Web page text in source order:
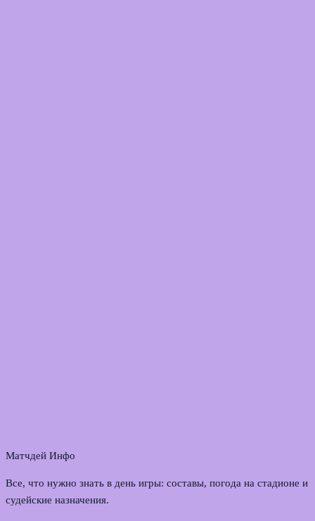
Матчдей Инфо
Все, что нужно знать в день игры: составы, погода на стадионе и
судейские назначения.